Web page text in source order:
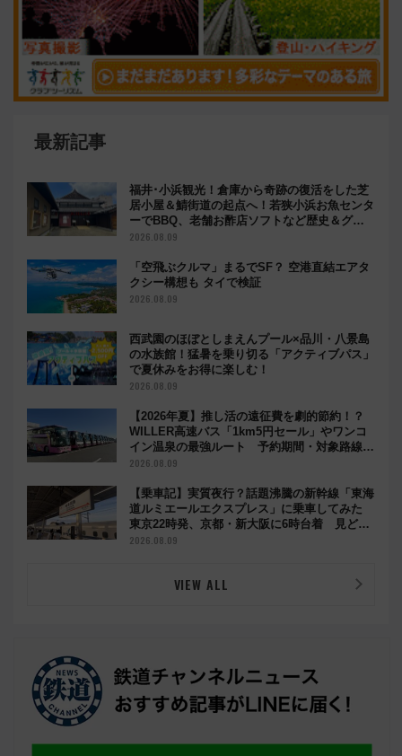
最新記事
福井･小浜観光！倉庫から奇跡の復活をした芝
居小屋＆鯖街道の起点へ！若狭小浜お魚センタ
ーでBBQ、老舗お酢店ソフトなど歴史＆グル
メ散歩
2026.08.09
「空飛ぶクルマ」まるでSF？ 空港直結エアタ
クシー構想も タイで検証
2026.08.09
西武園のほぼとしまえんプール×品川・八景島
の水族館！猛暑を乗り切る「アクティブパス」
で夏休みをお得に楽しむ！
2026.08.09
【2026年夏】推し活の遠征費を劇的節約！？
WILLER高速バス「1km5円セール」やワンコ
イン温泉の最強ルート 予約期間・対象路線ま
とめ
2026.08.09
【乗車記】実質夜行？話題沸騰の新幹線「東海
道ルミエールエクスプレス」に乗車してみた
東京22時発、京都・新大阪に6時台着 見どこ
ろは岐阜羽島の素晴らし過ぎる朝
2026.08.09
VIEW ALL